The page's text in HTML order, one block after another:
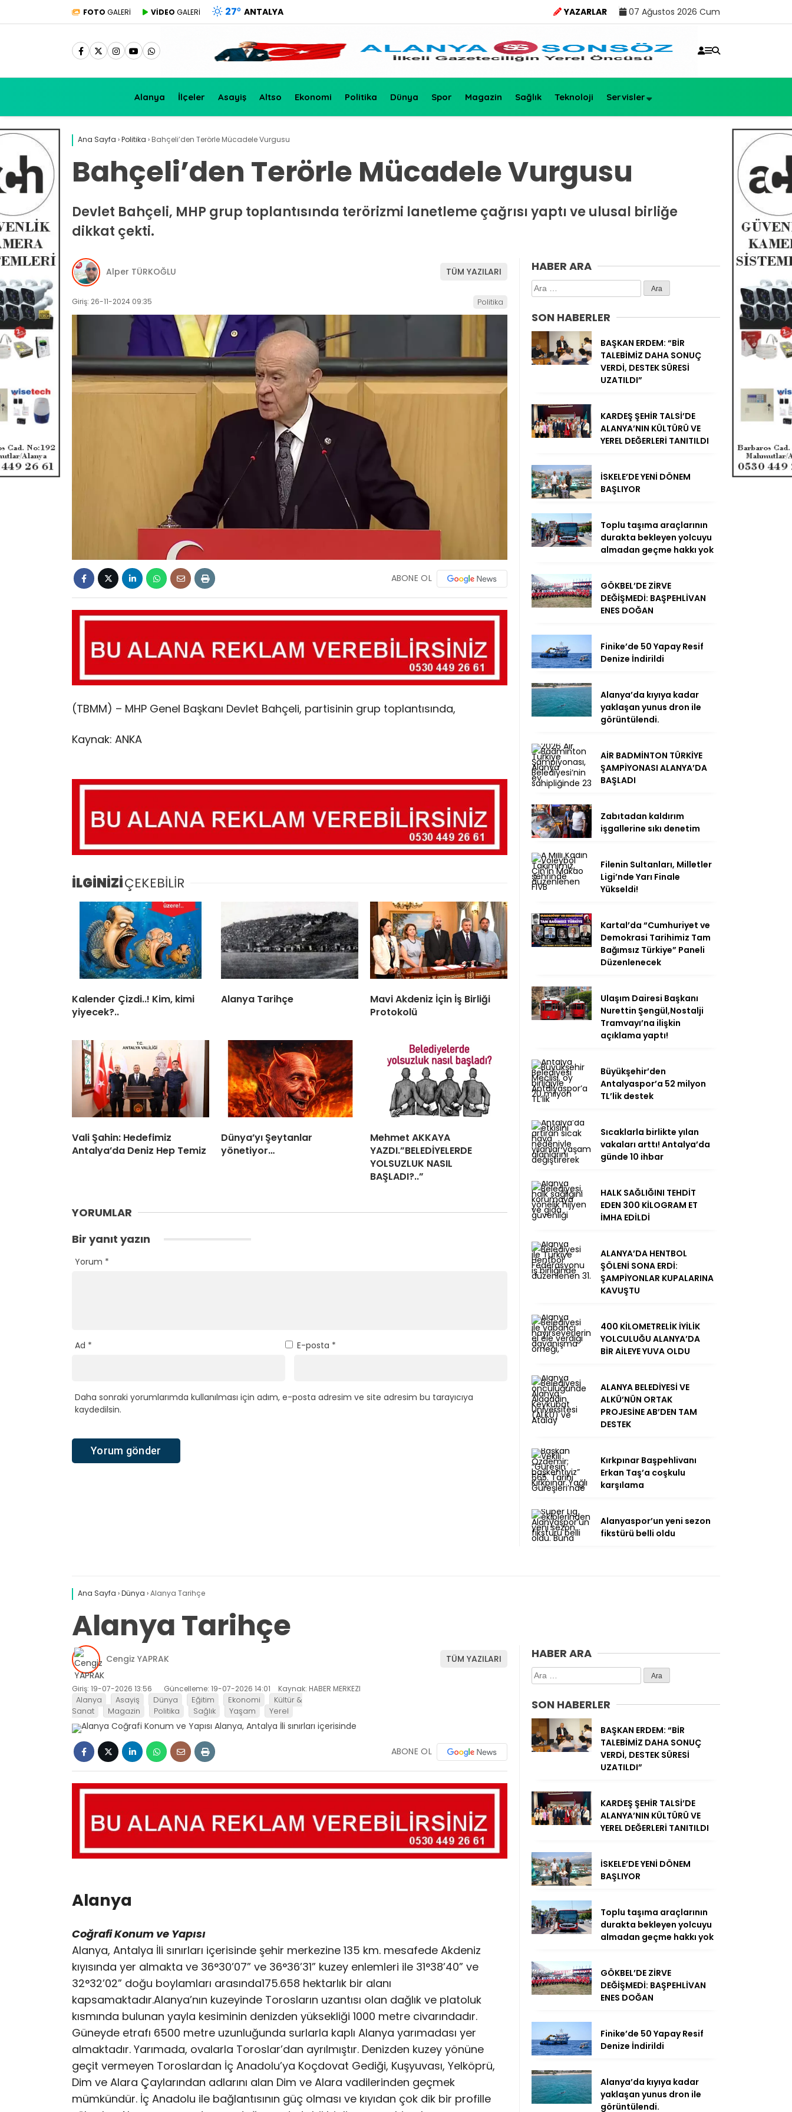
FOTO GALERİ VİDEO GALERİ 27° ANTALYA YAZARLAR 07 Ağustos 2026 Cum
Alanya İlçeler Asayiş Altso Ekonomi Politika Dünya Spor Magazin Sağlık Teknoloji Servisler
Ana Sayfa ›Politika › Bahçeli’den Terörle Mücadele Vurgusu
Bahçeli’den Terörle Mücadele Vurgusu
Devlet Bahçeli, MHP grup toplantısında terörizmi lanetleme çağrısı yaptı ve ulusal birliğe
dikkat çekti.
Alper TÜRKOĞLU TÜM YAZILARI
Giriş: 26-11-2024 09:35 Politika
ABONE OL
(TBMM) – MHP Genel Başkanı Devlet Bahçeli, partisinin grup toplantısında,
Kaynak: ANKA
İLGİNİZİÇEKEBİLİR
Kalender Çizdi..! Kim, kimi
yiyecek?..
Alanya Tarihçe
Mavi Akdeniz İçin İş Birliği
Protokolü
Vali Şahin: Hedefimiz
Antalya’da Deniz Hep Temiz
Dünya’yı Şeytanlar
yönetiyor…
Mehmet AKKAYA
YAZDI.”BELEDİYELERDE
YOLSUZLUK NASIL
BAŞLADI?..”
YORUMLAR
Bir yanıt yazın
Yorum *
Ad * E-posta *
Daha sonraki yorumlarımda kullanılması için adım, e-posta adresim ve site adresim bu tarayıcıya
kaydedilsin.
HABER ARA
Arama:
SON HABERLER
BAŞKAN ERDEM: “BİR
TALEBİMİZ DAHA SONUÇ
VERDİ, DESTEK SÜRESİ
UZATILDI”
KARDEŞ ŞEHİR TALSİ’DE
ALANYA’NIN KÜLTÜRÜ VE
YEREL DEĞERLERİ TANITILDI
İSKELE’DE YENİ DÖNEM
BAŞLIYOR
Toplu taşıma araçlarının
durakta bekleyen yolcuyu
almadan geçme hakkı yok
GÖKBEL’DE ZİRVE
DEĞİŞMEDİ: BAŞPEHLİVAN
ENES DOĞAN
Finike’de 50 Yapay Resif
Denize İndirildi
Alanya’da kıyıya kadar
yaklaşan yunus dron ile
görüntülendi.
AİR BADMİNTON TÜRKİYE
ŞAMPİYONASI ALANYA’DA
BAŞLADI
Zabıtadan kaldırım
işgallerine sıkı denetim
Filenin Sultanları, Milletler
Ligi’nde Yarı Finale
Yükseldi!
Kartal’da “Cumhuriyet ve
Demokrasi Tarihimiz Tam
Bağımsız Türkiye” Paneli
Düzenlenecek
Ulaşım Dairesi Başkanı
Nurettin Şengül,Nostalji
Tramvayı’na ilişkin
açıklama yaptı!
Büyükşehir’den
Antalyaspor’a 52 milyon
TL’lik destek
Sıcaklarla birlikte yılan
vakaları arttı! Antalya’da
günde 10 ihbar
HALK SAĞLIĞINI TEHDİT
EDEN 300 KİLOGRAM ET
İMHA EDİLDİ
ALANYA’DA HENTBOL
ŞÖLENİ SONA ERDİ:
ŞAMPİYONLAR KUPALARINA
KAVUŞTU
400 KİLOMETRELİK İYİLİK
YOLCULUĞU ALANYA’DA
BİR AİLEYE YUVA OLDU
ALANYA BELEDİYESİ VE
ALKÜ’NÜN ORTAK
PROJESİNE AB’DEN TAM
DESTEK
Kırkpınar Başpehlivanı
Erkan Taş’a coşkulu
karşılama
Alanyaspor’un yeni sezon
fikstürü belli oldu
Ana Sayfa ›Dünya ›Alanya Tarihçe
Alanya Tarihçe
Cengiz YAPRAK TÜM YAZILARI
Giriş: 19-07-2026 13:56 Güncelleme: 19-07-2026 14:01 Kaynak: HABER MERKEZI
Alanya Asayiş Dünya Eğitim Ekonomi
Kültür &
Sanat
Magazin Politika Sağlık Yaşam Yerel
ABONE OL
Alanya
Coğrafi Konum ve Yapısı
Alanya, Antalya İli sınırları içerisinde şehir merkezine 135 km. mesafede Akdeniz
kıyısında yer almakta ve 36°30’07” ve 36°36’31” kuzey enlemleri ile 31°38’40” ve
32°32’02” doğu boylamları arasında175.658 hektarlık bir alanı
kapsamaktadır.Alanya’nın kuzeyinde Torosların uzantısı olan dağlık ve platoluk
kısmında bulunan yayla kesiminin denizden yüksekliği 1000 metre civarındadır.
Güneyde etrafı 6500 metre uzunluğunda surlarla kaplı Alanya yarımadası yer
almaktadır. Yarımada, ovalarla Toroslar’dan ayrılmıştır. Denizden kuzey yönüne
geçit vermeyen Toroslardan İç Anadolu’ya Koçdovat Gediği, Kuşyuvası, Yelköprü,
Dim ve Alara Çaylarından adlarını alan Dim ve Alara vadilerinden geçmek
mümkündür. İç Anadolu ile bağlantısının güç olması ve kıyıdan çok dik bir profille
HABER ARA
Arama:
SON HABERLER
BAŞKAN ERDEM: “BİR
TALEBİMİZ DAHA SONUÇ
VERDİ, DESTEK SÜRESİ
UZATILDI”
KARDEŞ ŞEHİR TALSİ’DE
ALANYA’NIN KÜLTÜRÜ VE
YEREL DEĞERLERİ TANITILDI
İSKELE’DE YENİ DÖNEM
BAŞLIYOR
Toplu taşıma araçlarının
durakta bekleyen yolcuyu
almadan geçme hakkı yok
GÖKBEL’DE ZİRVE
DEĞİŞMEDİ: BAŞPEHLİVAN
ENES DOĞAN
Finike’de 50 Yapay Resif
Denize İndirildi
Alanya’da kıyıya kadar
yaklaşan yunus dron ile
görüntülendi.